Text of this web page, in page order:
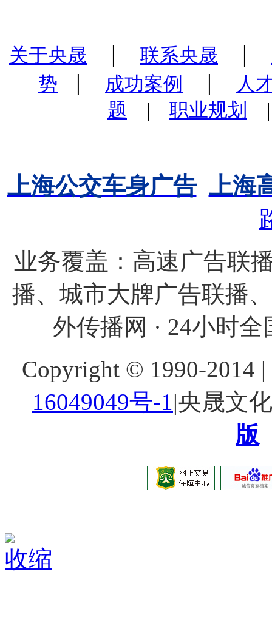
关于央晟 | 联系央晟 |
势
| 成功案例 |
人
题 | 职业规划
上海公交车身广告 上海
业务覆盖：高速广告联
播、城市大牌广告联播
外传播网 · 24小时
Copyright © 1990-2014
16049049号-1|央晟文
版
收缩